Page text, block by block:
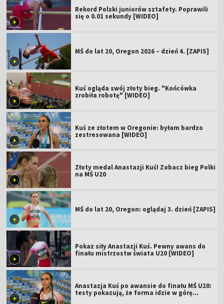
Rekord Polski juniorów sztafety. Poprawili
się o 0.01 sekundy [WIDEO]
MŚ do lat 20, Oregon 2026 – dzień 4. [ZAPIS]
Kuś ogląda swój złoty bieg. "Końcówka
zrobiła robotę" [WIDEO]
Kuś ze złotem w Oregonie: byłam bardzo
zestresowana [WIDEO]
Złoty medal Anastazji Kuś! Zobacz bieg Polki
na MŚ U20
MŚ do lat 20, Oregon: oglądaj 3. dzień [ZAPIS]
Pokaz siły Anastazji Kuś. Pewny awans do
finału mistrzostw świata U20 [WIDEO]
Anastazja Kuś po awansie do finału MŚ U20:
testy pokazują, że forma idzie w górę